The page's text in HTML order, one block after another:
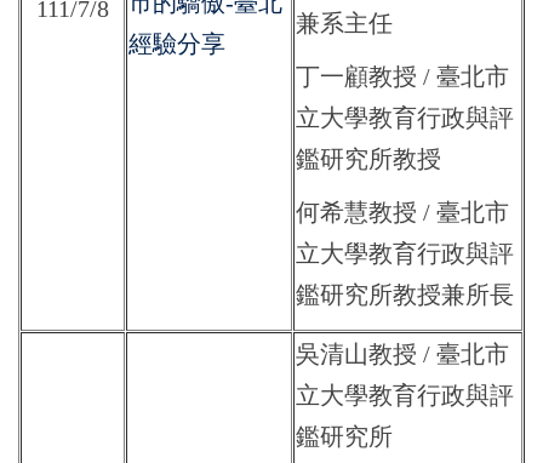
111/7/8
經驗分享
兼系主任
丁一顧教授 / 臺北市
立大學教育行政與評
鑑研究所教授
何希慧教授 / 臺北市
立大學教育行政與評
鑑研究所教授兼所長
吳清山教授 / 臺北市
立大學教育行政與評
鑑研究所